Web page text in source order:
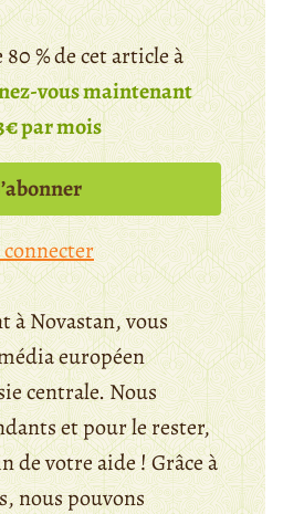
80 % de cet article à
vous maintenant
par mois
connecter
à Novastan, vous
européen
centrale. Nous
et pour le rester,
de votre aide ! Grâce à
nous pouvons